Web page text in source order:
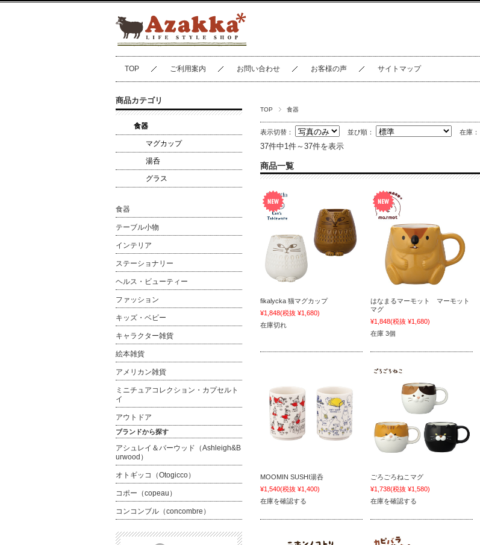
TOP ご利用案内 お問い合わせ お客様の声 サイトマップ
TOP 食器
表示切替： 並び順： 在庫：
37件中1件～37件を表示
商品一覧
fikalycka 猫マグカップ
¥1,848(税抜 ¥1,680)
在庫切れ
はなまるマーモット マーモット
マグ
¥1,848(税抜 ¥1,680)
在庫 3個
MOOMIN SUSHI湯呑
¥1,540(税抜 ¥1,400)
在庫を確認する
ごろごろねこマグ
¥1,738(税抜 ¥1,580)
在庫を確認する
商品カテゴリ
食器
マグカップ
湯呑
グラス
食器
テーブル小物
インテリア
ステーショナリー
ヘルス・ビューティー
ファッション
キッズ・ベビー
キャラクター雑貨
絵本雑貨
アメリカン雑貨
ミニチュアコレクション・カプセルト
イ
アウトドア
ブランドから探す
アシュレイ＆バーウッド（Ashleigh&B
urwood）
オトギッコ（Otogicco）
コポー（copeau）
コンコンブル（concombre）